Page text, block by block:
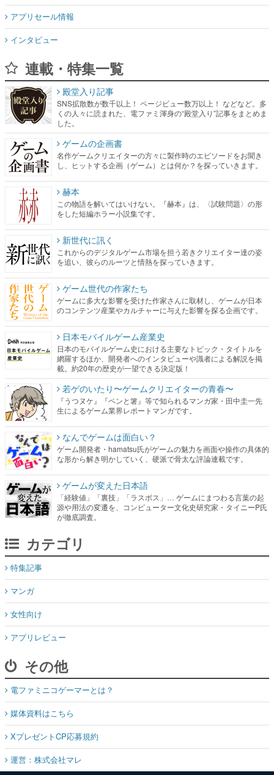
アプリセール情報
インタビュー
連載・特集一覧
殿堂入り記事
SNS拡散数が数千以上！ ページビュー数万以上！ などなど。多
くの人々に読まれた、電ファミ渾身の“殿堂入り”記事をまとめま
した。
ゲームの企画書
名作ゲームクリエイターの方々に製作時のエピソードをお聞き
し、ヒットする企画（ゲーム）とは何か？を探っていきます。
赫本
この物語を解いてはいけない。『赫本』は、〈試験問題〉の形
をした短編ホラー小説集です。
新世代に訊く
これからのデジタルゲーム市場を担う若きクリエイター達の姿
を追い、彼らのルーツと情熱を探っていきます。
ゲーム世代の作家たち
ゲームに多大な影響を受けた作家さんに取材し、ゲームが日本
のコンテンツ産業やカルチャーに与えた影響を探る企画です。
日本モバイルゲーム産業史
日本のモバイルゲーム史における主要なトピック・タイトルを
網羅するほか、開発者へのインタビューや識者による解説を掲
載。約20年の歴史が一望できる決定版！
若ゲのいたり〜ゲームクリエイターの青春〜
『うつヌケ』『ペンと箸』等で知られるマンガ家・田中圭一先
生によるゲーム業界レポートマンガです。
なんでゲームは面白い？
ゲーム開発者・hamatsu氏がゲームの魅力を画面や操作の具体的
な形から解き明かしていく、硬派で骨太な評論連載です。
ゲームが変えた日本語
「経験値」「裏技」「ラスボス」… ゲームにまつわる言葉の起
源や用法の変遷を、コンピューター文化史研究家・タイニーP氏
が徹底調査。
カテゴリ
特集記事
マンガ
女性向け
アプリレビュー
その他
電ファミニコゲーマーとは？
媒体資料はこちら
XプレゼントCP応募規約
運営：株式会社マレ